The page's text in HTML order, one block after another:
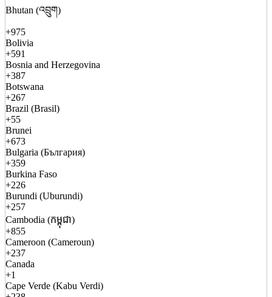
Bhutan (འབྲུག)
+975
Bolivia
+591
Bosnia and Herzegovina
+387
Botswana
+267
Brazil (Brasil)
+55
Brunei
+673
Bulgaria (България)
+359
Burkina Faso
+226
Burundi (Uburundi)
+257
Cambodia (កម្ពុជា)
+855
Cameroon (Cameroun)
+237
Canada
+1
Cape Verde (Kabu Verdi)